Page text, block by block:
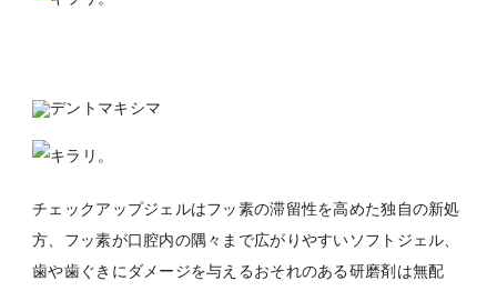
チェックアップジェルはフッ素の滞留性を高めた独自の新処
方、フッ素が口腔内の隅々まで広がりやすいソフトジェル、
歯や歯ぐきにダメージを与えるおそれのある研磨剤は無配